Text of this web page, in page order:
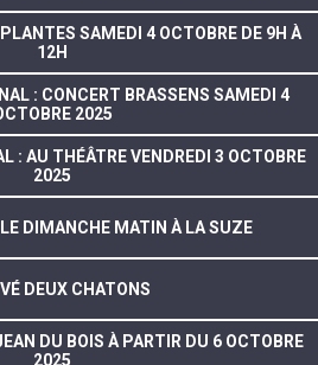
SAMEDI 4 OCTOBRE DE 9H À
12H
: CONCERT BRASSENS SAMEDI 4
2025
: AU THÉÂTRE VENDREDI 3 OCTOBRE
2025
DIMANCHE MATIN À LA SUZE
DEUX CHATONS
DU BOIS À PARTIR DU 6 OCTOBRE
2025